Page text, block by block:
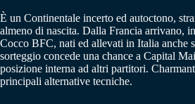
È un Continentale incerto ed autoctono,
almeno di nascita. Dalla Francia arrivano,
Cocco BFC, nati ed allevati in Italia anche
sorteggio concede una chance a Capital
posizione interna ad altri partitori.
principali alternative tecniche.